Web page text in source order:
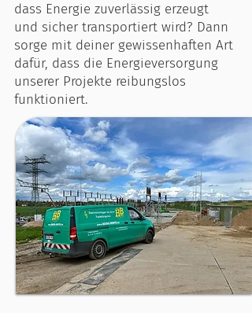
dass Energie zuverlässig erzeugt
und sicher transportiert wird? Dann
sorge mit deiner gewissenhaften Art
dafür, dass die Energieversorgung
unserer Projekte reibungslos
funktioniert.